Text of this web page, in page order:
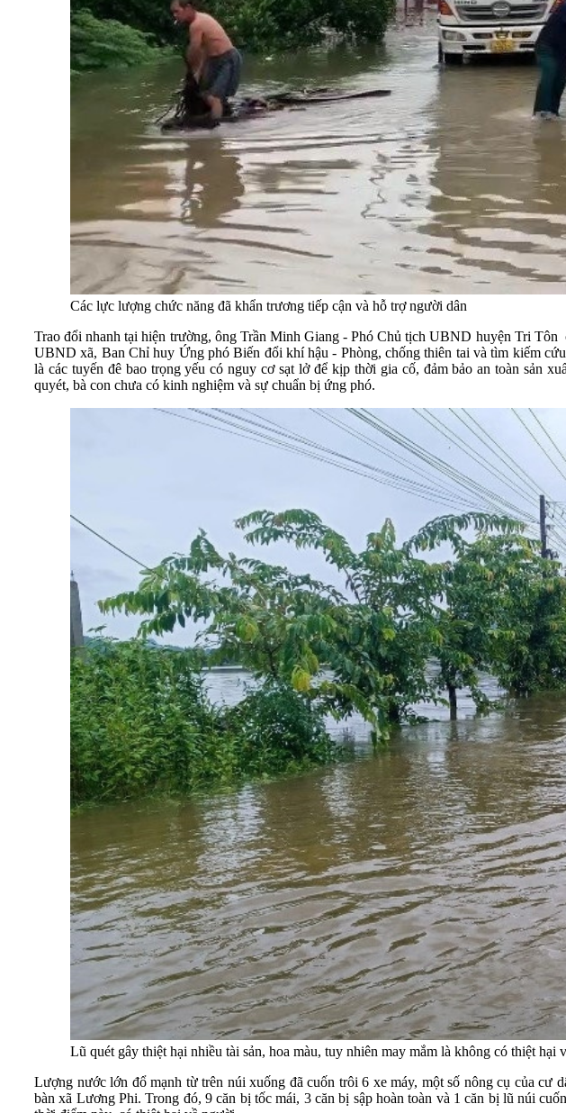
Các lực lượng chức năng đã khẩn trương tiếp cận và hỗ trợ người dân
Trao đổi nhanh tại hiện trường, ông Trần Minh Giang - Phó Chủ tịch UBND huyện Tri
UBND xã, Ban Chỉ huy Ứng phó Biến đổi khí hậu - Phòng, chống thiên tai và tìm kiếm
là các tuyến đê bao trọng yếu có nguy cơ sạt lở để kịp thời gia cố, đảm bảo an toàn sản
quyét, bà con chưa có kinh nghiệm và sự chuẩn bị ứng phó.
Lũ quét gây thiệt hại nhiều tài sản, hoa màu, tuy nhiên may mắm là không có thiệt hại
Lượng nước lớn đổ mạnh từ trên núi xuống đã cuốn trôi 6 xe máy, một số nông cụ của cư
bàn xã Lương Phi. Trong đó, 9 căn bị tốc mái, 3 căn bị sập hoàn toàn và 1 căn bị lũ núi